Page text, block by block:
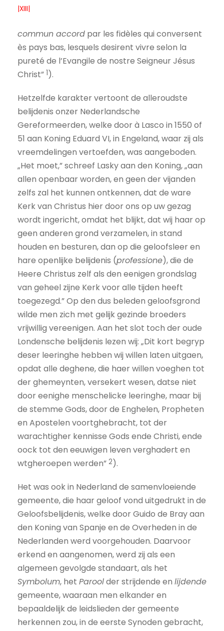
|XIII|
commun accord par les fidèles qui conversent
ès pays bas, lesquels desirent vivre selon la
pureté de l’Evangile de nostre Seigneur Jésus
Christ” 1).
Hetzelfde karakter vertoont de alleroudste
belijdenis onzer Nederlandsche
Gereformeerden, welke door à Lasco in 1550 of
51 aan Koning Eduard VI, in Engeland, waar zij als
vreemdelingen vertoefden, was aangeboden.
„Het moet,” schreef Lasky aan den Koning, „aan
allen openbaar worden, en geen der vijanden
zelfs zal het kunnen ontkennen, dat de ware
Kerk van Christus hier door ons op uw gezag
wordt ingericht, omdat het blijkt, dat wij haar op
geen anderen grond verzamelen, in stand
houden en besturen, dan op die geloofsleer en
hare openlijke belijdenis (professione), die de
Heere Christus zelf als den eenigen grondslag
van geheel zijne Kerk voor alle tijden heeft
toegezegd.” Op den dus beleden geloofsgrond
wilde men zich met gelijk gezinde broeders
vrijwillig vereenigen. Aan het slot toch der oude
Londensche belijdenis lezen wij: „Dit kort begryp
deser leeringhe hebben wij willen laten uitgaen,
opdat alle deghene, die haer willen voeghen tot
der ghemeynten, versekert wesen, datse niet
door eenighe menschelicke leeringhe, maar bij
de stemme Gods, door de Enghelen, Propheten
en Apostelen voortghebracht, tot der
warachtigher kennisse Gods ende Christi, ende
oock tot den eeuwigen leven verghadert en
wtgheroepen werden” 2).
Het was ook in Nederland de samenvloeiende
gemeente, die haar geloof vond uitgedrukt in de
Geloofsbelijdenis, welke door Guido de Bray aan
den Koning van Spanje en de Overheden in de
Nederlanden werd voorgehouden. Daarvoor
erkend en aangenomen, werd zij als een
algemeen gevolgde standaart, als het
Symbolum, het Paroolder strijdende en lijdende
gemeente, waaraan men elkander en
bepaaldelijk de leidslieden der gemeente
herkennen zou, in de eerste Synoden gebracht,